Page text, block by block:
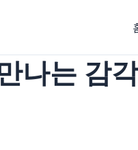
나는 감